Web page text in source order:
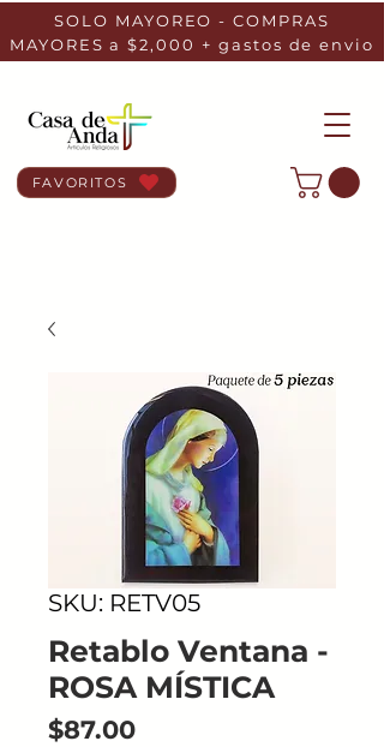
SOLO MAYOREO - COMPRAS
MAYORES a $2,000 + gastos de envio
FAVORITOS
SKU: RETV05
Retablo Ventana -
ROSA MÍSTICA
$87.00Precio